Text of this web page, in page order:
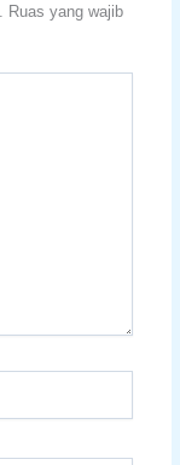
Ruas yang wajib